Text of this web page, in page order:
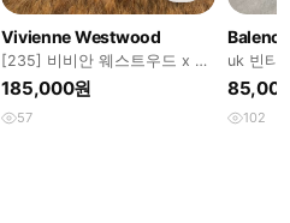
Vivienne Westwood
[235] 비비안 웨스트우드 x 멜
리사 애니멀 토 펌프스 힐
185,000원
57
uk 빈티
102